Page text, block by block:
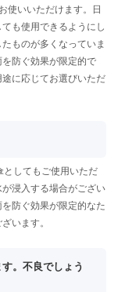
使いいただけます。日
も使用できるようにし
ものが多くなっていま
防ぐ効果が限定的で
に応じてお選びいただ
としてもご使用いただ
浸入する場合がござい
防ぐ効果が限定的なた
います。
。不良でしょう